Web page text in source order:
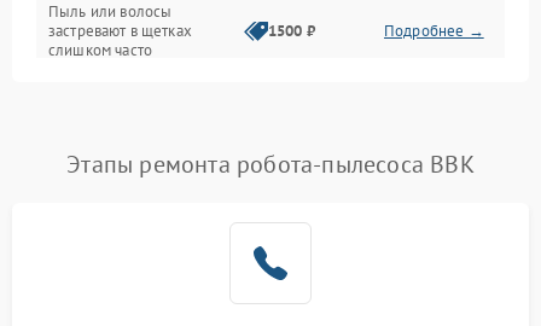
Программные сбои
Пыль или волосы
застревают в щетках
слишком часто
1500 ₽ Подробнее →
Этапы ремонта робота-пылесоса BBK